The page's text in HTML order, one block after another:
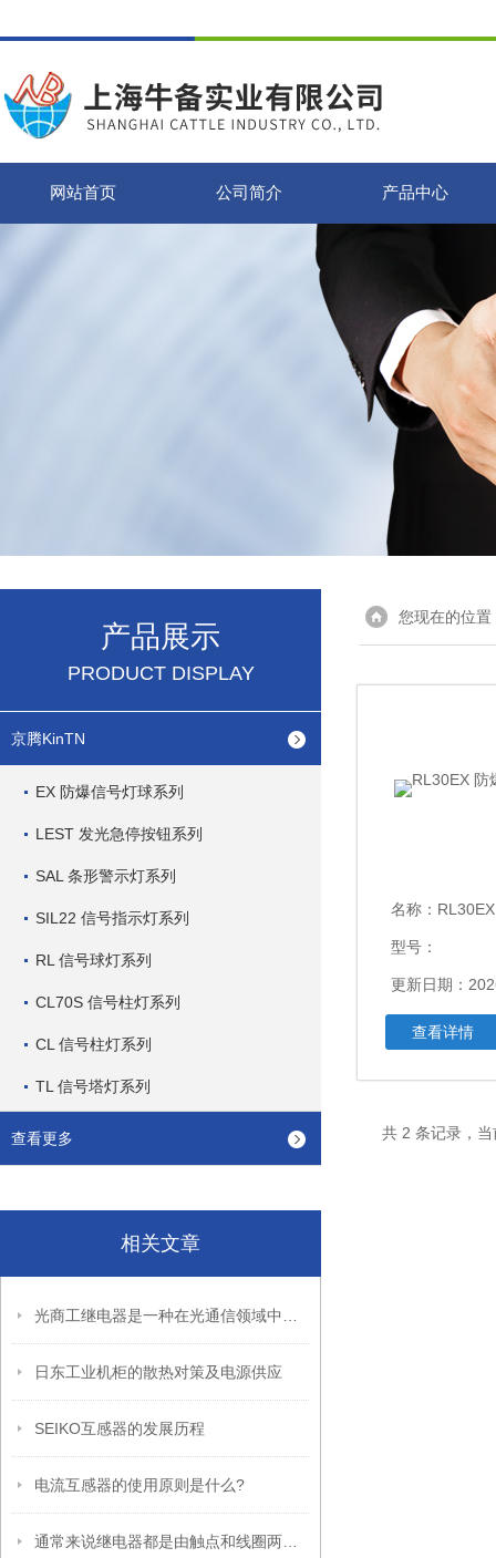
网站首页 公司简介 产品中心
产品展示
PRODUCT DISPLAY
京腾KinTN
EX 防爆信号灯球系列
LEST 发光急停按钮系列
SAL 条形警示灯系列
SIL22 信号指示灯系列
RL 信号球灯系列
CL70S 信号柱灯系列
CL 信号柱灯系列
TL 信号塔灯系列
查看更多
相关文章
日东工业机柜的散热对策及电源供应
SEIKO互感器的发展历程
电流互感器的使用原则是什么?
您现在的位置
名称： RL30EX
型号：
更新日期：
查看详情
共 2 条记录，